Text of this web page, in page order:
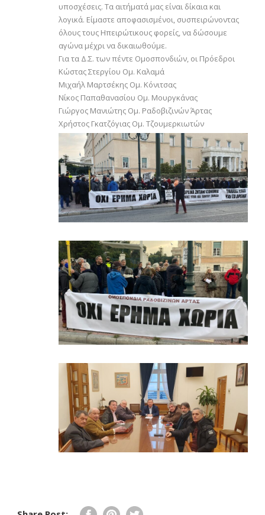
υποσχέσεις. Τα αιτήματά μας είναι δίκαια και
λογικά. Είμαστε αποφασισμένοι, συσπειρώνοντας
όλους τους Ηπειρώτικους φορείς, να δώσουμε
αγώνα μέχρι να δικαιωθούμε.
Για τα Δ.Σ. των πέντε Ομοσπονδιών, οι Πρόεδροι
Κώστας Στεργίου Ομ. Καλαμά
Μιχαήλ Μαρτσέκης Ομ. Κόνιτσας
Νίκος Παπαθανασίου Ομ. Μουργκάνας
Γιώργος Μανιώτης Ομ. Ραδοβιζινών Άρτας
Χρήστος Γκατζόγιας Ομ. Τζουμερκιωτών